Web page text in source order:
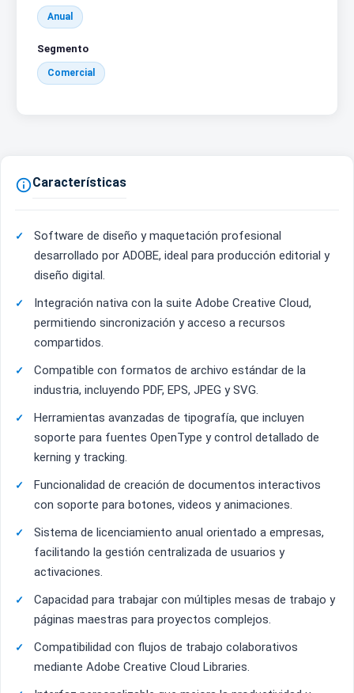
Anual
Segmento
Comercial
Características
Software de diseño y maquetación profesional
desarrollado por ADOBE, ideal para producción editorial y
diseño digital.
Integración nativa con la suite Adobe Creative Cloud,
permitiendo sincronización y acceso a recursos
compartidos.
Compatible con formatos de archivo estándar de la
industria, incluyendo PDF, EPS, JPEG y SVG.
Herramientas avanzadas de tipografía, que incluyen
soporte para fuentes OpenType y control detallado de
kerning y tracking.
Funcionalidad de creación de documentos interactivos
con soporte para botones, videos y animaciones.
Sistema de licenciamiento anual orientado a empresas,
facilitando la gestión centralizada de usuarios y
activaciones.
Capacidad para trabajar con múltiples mesas de trabajo y
páginas maestras para proyectos complejos.
Compatibilidad con flujos de trabajo colaborativos
mediante Adobe Creative Cloud Libraries.